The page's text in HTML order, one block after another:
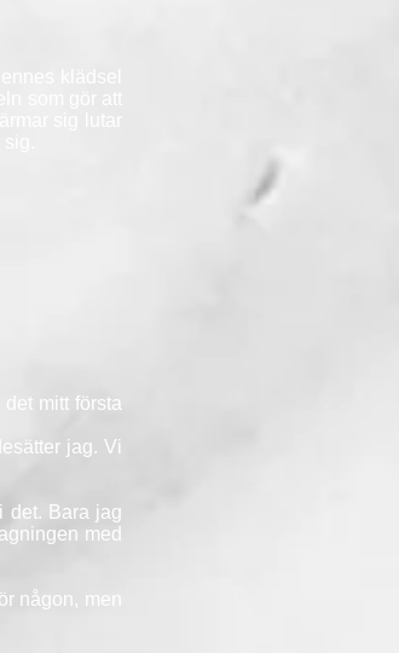
klädsel
som gör att
sig lutar
mitt första
jag. Vi
det. Bara jag
med
någon, men